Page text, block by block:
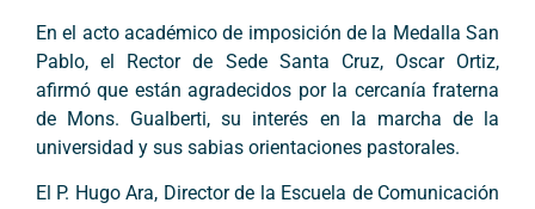
En el acto académico de imposición de la Medalla San
Pablo, el Rector de Sede Santa Cruz, Oscar Ortiz,
afirmó que están agradecidos por la cercanía fraterna
de Mons. Gualberti, su interés en la marcha de la
universidad y sus sabias orientaciones pastorales.
El P. Hugo Ara, Director de la Escuela de Comunicación